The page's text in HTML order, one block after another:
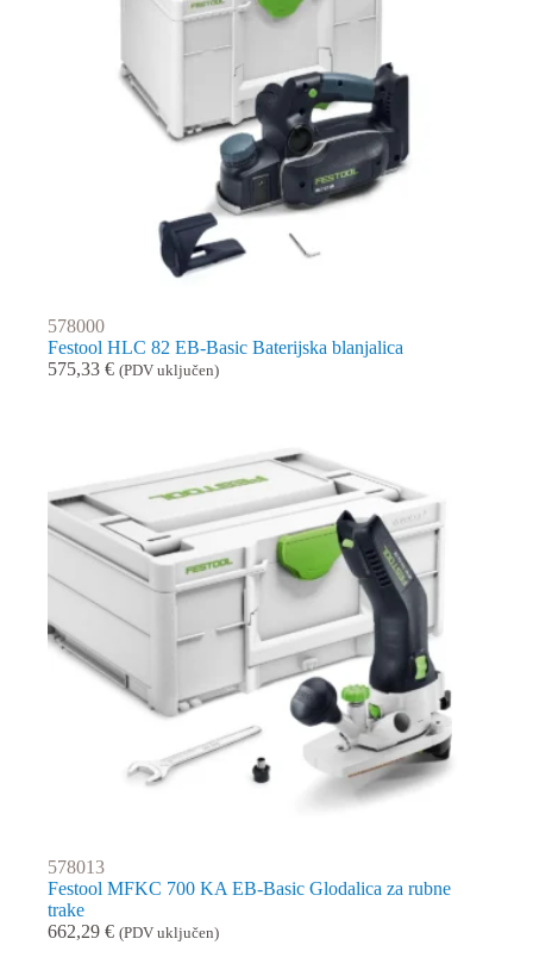
578000
Festool HLC 82 EB-Basic Baterijska blanjalica
575,33 € (PDV uključen)
578013
Festool MFKC 700 KA EB-Basic Glodalica za rubne
trake
662,29 € (PDV uključen)